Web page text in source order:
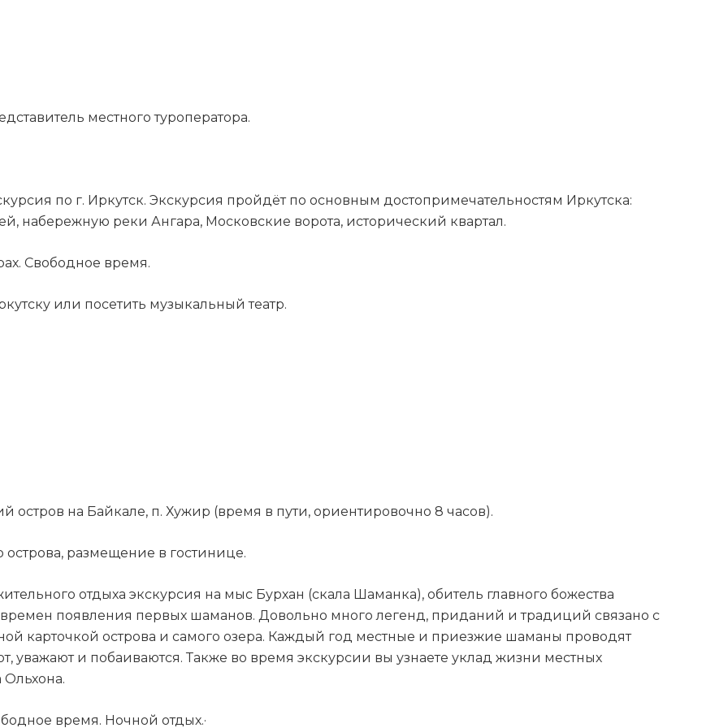
местного туроператора.
по г. Иркутск. Экскурсия пройдёт по основным достопримечательностям Иркутска:
набережную реки Ангара, Московские ворота, исторический квартал.
Свободное время.
или посетить музыкальный театр.
остров на Байкале, п. Хужир (время в пути, ориентировочно 8 часов).
размещение в гостинице.
отдыха экскурсия на мыс Бурхан (скала Шаманка), обитель главного божества
времен появления первых шаманов. Довольно много легенд, приданий и традиций связано с
карточкой острова и самого озера. Каждый год местные и приезжие шаманы проводят
уважают и побаиваются. Также во время экскурсии вы узнаете уклад жизни местных
время. Ночной отдых.·